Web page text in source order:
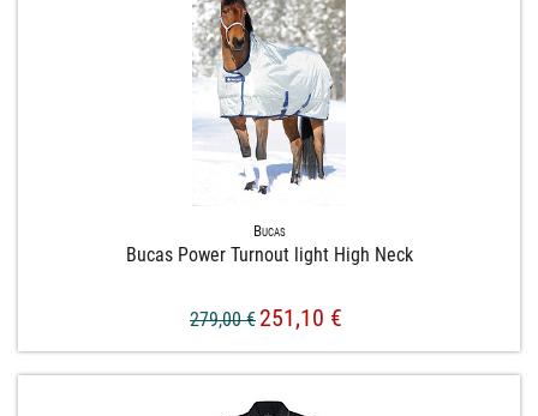
Bucas
Bucas Power Turnout light High Neck
279,00 € 251,10 €